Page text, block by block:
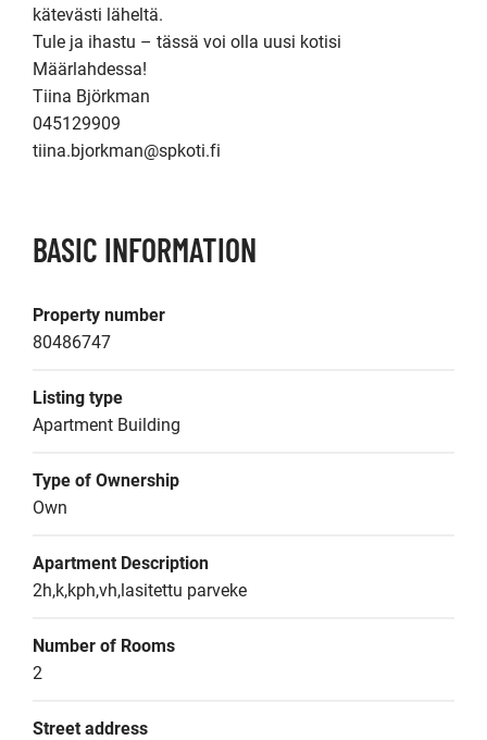
kätevästi läheltä.
Tule ja ihastu – tässä voi olla uusi kotisi
Määrlahdessa!
Tiina Björkman
045129909
BASIC INFORMATION
Property number
80486747
Listing type
Apartment Building
Type of Ownership
Own
Apartment Description
2h,k,kph,vh,lasitettu parveke
Number of Rooms
2
Street address